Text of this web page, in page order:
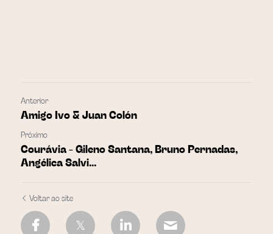
Anterior
Amigo Ivo & Juan Colón
Próximo
Courávia - Gileno Santana, Bruno Pernadas,
Angélica Salvi...
Voltar ao site